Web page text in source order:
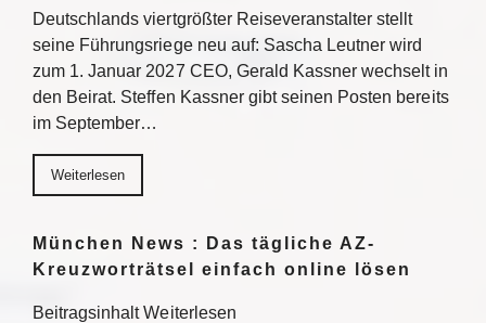
Deutschlands viertgrößter Reiseveranstalter stellt
seine Führungsriege neu auf: Sascha Leutner wird
zum 1. Januar 2027 CEO, Gerald Kassner wechselt in
den Beirat. Steffen Kassner gibt seinen Posten bereits
im September…
Weiterlesen
München News : Das tägliche AZ-
Kreuzworträtsel einfach online lösen
Beitragsinhalt Weiterlesen